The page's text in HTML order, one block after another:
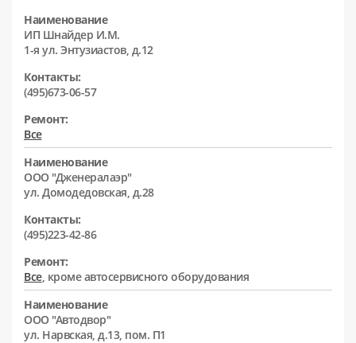
Наименование
ИП Шнайдер И.М.
1-я ул. Энтузиастов, д.12
Контакты:
(495)673-06-57
Ремонт:
Все
Наименование
ООО "Дженералаэр"
ул. Домодедовская, д.28
Контакты:
(495)223-42-86
Ремонт:
Все, кроме автосервисного оборудования
Наименование
ООО "Автодвор"
ул. Нарвская, д.13, пом. П1